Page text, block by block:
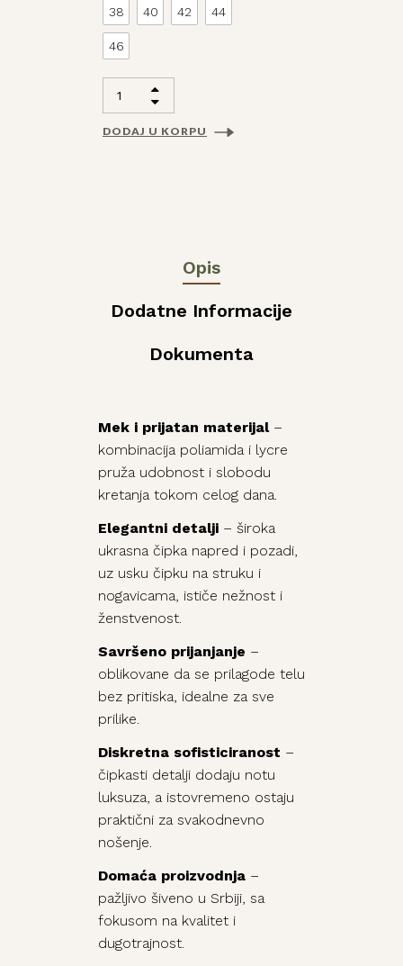
38 40 42 44
46
DODAJ U KORPU
Opis
Dodatne Informacije
Dokumenta
Mek i prijatan materijal–
kombinacija poliamida i lycre
pruža udobnost i slobodu
kretanja tokom celog dana.
Elegantni detalji – široka
ukrasna čipka napred i pozadi,
uz usku čipku na struku i
nogavicama, ističe nežnost i
ženstvenost.
Savršeno prijanjanje –
oblikovane da se prilagode telu
bez pritiska, idealne za sve
prilike.
Diskretna sofisticiranost –
čipkasti detalji dodaju notu
luksuza, a istovremeno ostaju
praktični za svakodnevno
nošenje.
Domaća proizvodnja –
pažljivo šiveno u Srbiji, sa
fokusom na kvalitet i
dugotrajnost.